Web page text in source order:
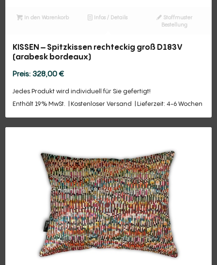
In den Warenkorb Infos / Details
Stoffmuster
Bestellung
KISSEN – Spitzkissen rechteckig groß D183V
(arabesk bordeaux)
328,00€
Jedes Produkt wird individuell für Sie gefertigt!
Enthält 19% MwSt.
Kostenloser Versand Lieferzeit: 4-6 Wochen